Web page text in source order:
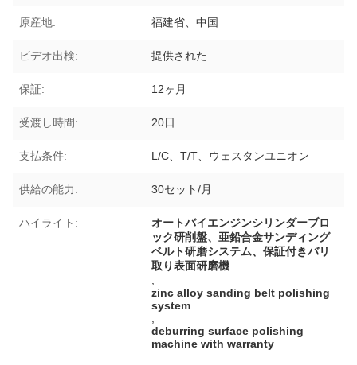
原産地: 福建省、中国
ビデオ出検: 提供された
保証: 12ヶ月
受渡し時間: 20日
支払条件: L/C、T/T、ウェスタンユニオン
供給の能力: 30セット/月
ハイライト:
オートバイエンジンシリンダーブロ
ック研削盤、亜鉛合金サンディング
ベルト研磨システム、保証付きバリ
取り表面研磨機
zinc alloy sanding belt polishing
system
deburring surface polishing
machine with warranty